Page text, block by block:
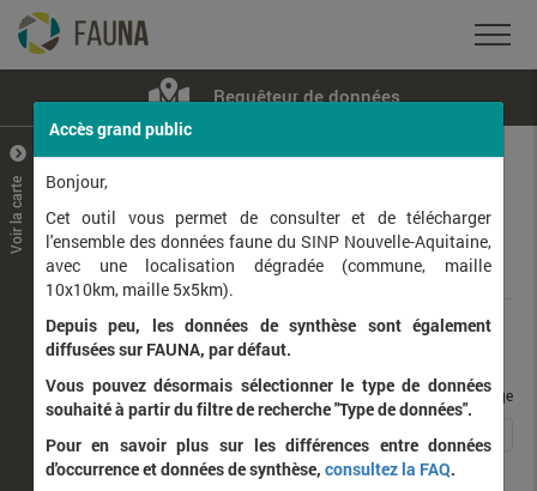
Requêteur de données
+
–
Voir la carte
Données
Rang taxonomique :
Affichage de1à 25sur 134
taxons / page
5
Accès grand public
Bonjour,
Cet outil vous permet de consulter et de télécharger
l'ensemble des données faune du SINP Nouvelle-Aquitaine,
avec une localisation dégradée (commune, maille
10x10km, maille 5x5km).
Depuis peu, les données de synthèse sont également
diffusées sur FAUNA, par défaut.
Vous pouvez désormais sélectionner le type de données
souhaité à partir du filtre de recherche "Type de données".
Pour en savoir plus sur les différences entre données
d'occurrence et données de synthèse, consultez la FAQ.